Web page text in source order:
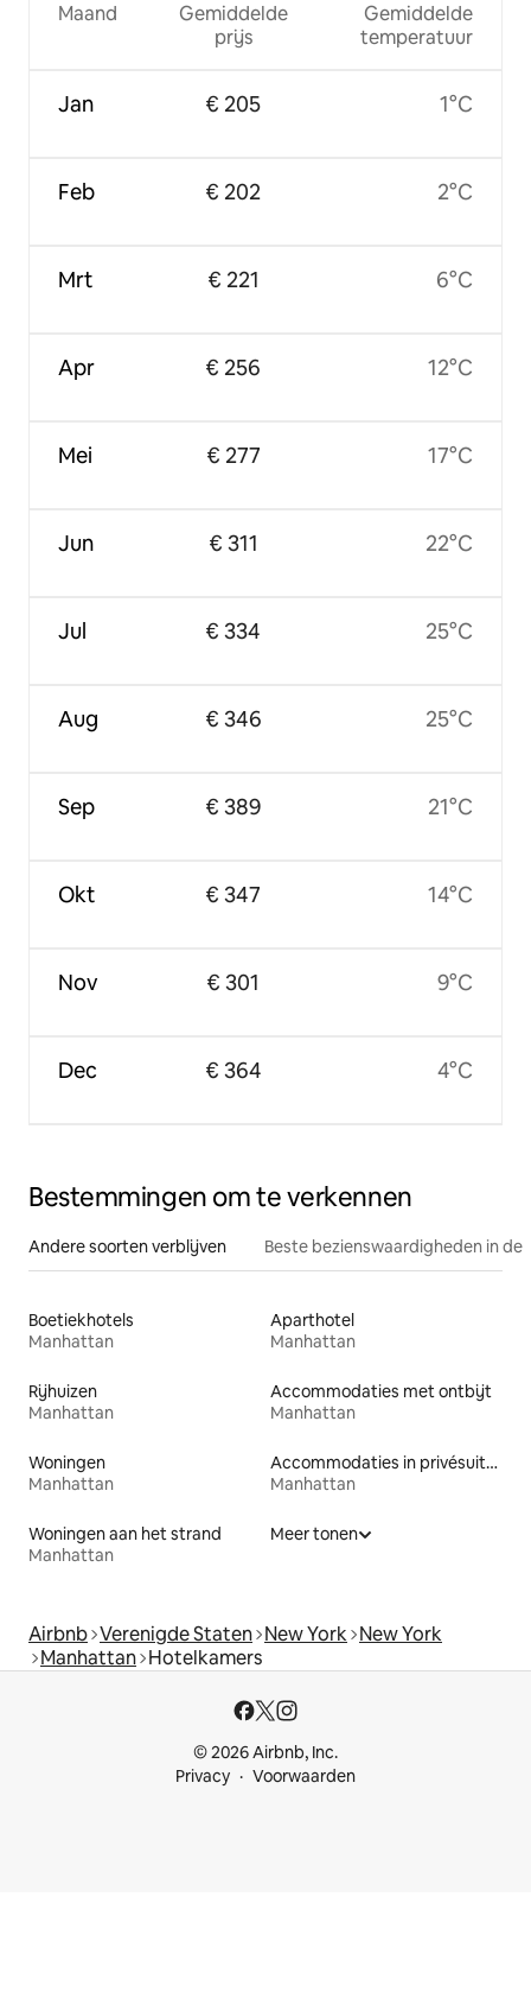
Maand
Jan
Feb
Mrt
Apr
Mei
Jun
Jul
Aug
Sep
Okt
Nov
Dec
Gemiddelde
prijs
€ 205
€ 202
€ 221
€ 256
€ 277
€ 311
€ 334
€ 346
€ 389
€ 347
€ 301
€ 364
Gemiddelde
temperatuur
1°C
2°C
6°C
12°C
17°C
22°C
25°C
25°C
21°C
14°C
9°C
4°C
Bestemmingen om te verkennen
Andere soorten verblijven Beste bezienswaardigheden in de
Boetiekhotels
Manhattan
Aparthotel
Manhattan
Rijhuizen
Manhattan
Accommodaties met ontbijt
Manhattan
Woningen
Manhattan
Accommodaties in privésuites
Manhattan
Woningen aan het strand
Manhattan
Meer tonen
Airbnb Verenigde Staten New York New York
Manhattan Hotelkamers
© 2026 Airbnb, Inc.
Privacy
Voorwaarden